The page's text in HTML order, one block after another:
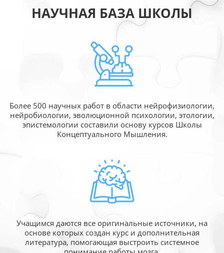
НАУЧНАЯ БАЗА ШКОЛЫ
Более 500 научных работ в области нейрофизиологии,
нейробиологии, эволюционной психологии, этологии,
эпистемологии составили основу курсов Школы
Концептуального Мышления.
Учащимся даются все оригинальные источники, на
основе которых создан курс и дополнительная
литература, помогающая выстроить системное